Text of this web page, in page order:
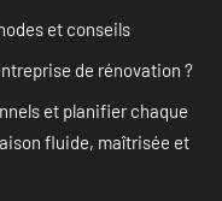
et conseils
de rénovation ?
et planifier chaque
fluide, maîtrisée et